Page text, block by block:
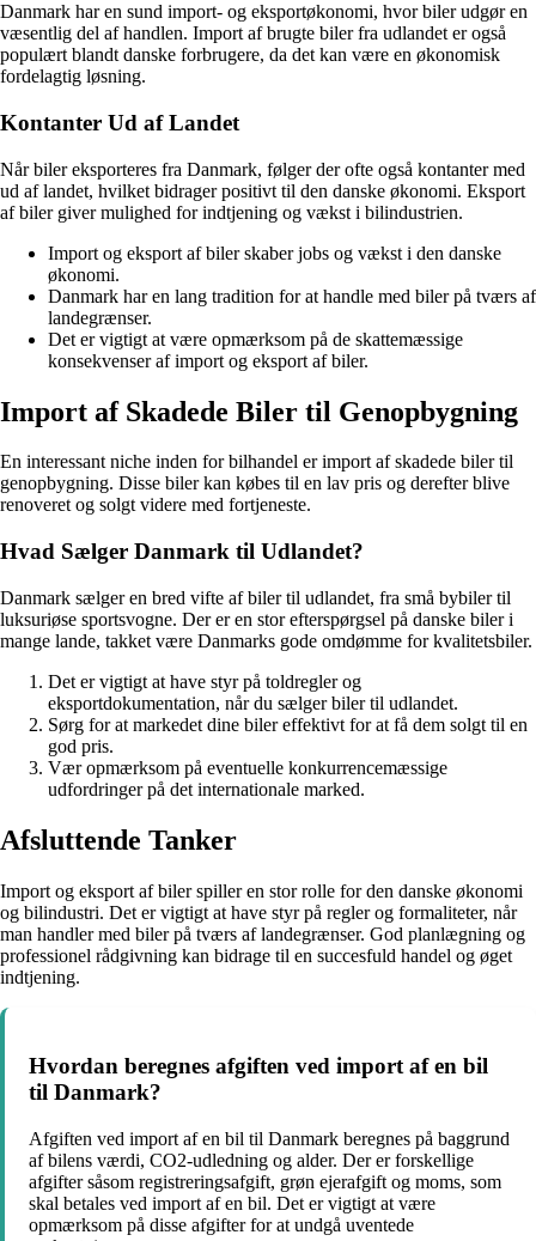
Danmark har en sund import- og eksportøkonomi, hvor biler udgør en
væsentlig del af handlen. Import af brugte biler fra udlandet er også
populært blandt danske forbrugere, da det kan være en økonomisk
fordelagtig løsning.
Kontanter Ud af Landet
Når biler eksporteres fra Danmark, følger der ofte også kontanter med
ud af landet, hvilket bidrager positivt til den danske økonomi. Eksport
af biler giver mulighed for indtjening og vækst i bilindustrien.
Import og eksport af biler skaber jobs og vækst i den danske
økonomi.
Danmark har en lang tradition for at handle med biler på tværs af
landegrænser.
Det er vigtigt at være opmærksom på de skattemæssige
konsekvenser af import og eksport af biler.
Import af Skadede Biler til Genopbygning
En interessant niche inden for bilhandel er import af skadede biler til
genopbygning. Disse biler kan købes til en lav pris og derefter blive
renoveret og solgt videre med fortjeneste.
Hvad Sælger Danmark til Udlandet?
Danmark sælger en bred vifte af biler til udlandet, fra små bybiler til
luksuriøse sportsvogne. Der er en stor efterspørgsel på danske biler i
mange lande, takket være Danmarks gode omdømme for kvalitetsbiler.
Det er vigtigt at have styr på toldregler og
eksportdokumentation, når du sælger biler til udlandet.
Sørg for at markedet dine biler effektivt for at få dem solgt til en
god pris.
Vær opmærksom på eventuelle konkurrencemæssige
udfordringer på det internationale marked.
Afsluttende Tanker
Import og eksport af biler spiller en stor rolle for den danske økonomi
og bilindustri. Det er vigtigt at have styr på regler og formaliteter, når
man handler med biler på tværs af landegrænser. God planlægning og
professionel rådgivning kan bidrage til en succesfuld handel og øget
indtjening.
Hvordan beregnes afgiften ved import af en bil
til Danmark?
Afgiften ved import af en bil til Danmark beregnes på baggrund
af bilens værdi, CO2-udledning og alder. Der er forskellige
afgifter såsom registreringsafgift, grøn ejerafgift og moms, som
skal betales ved import af en bil. Det er vigtigt at være
opmærksom på disse afgifter for at undgå uventede